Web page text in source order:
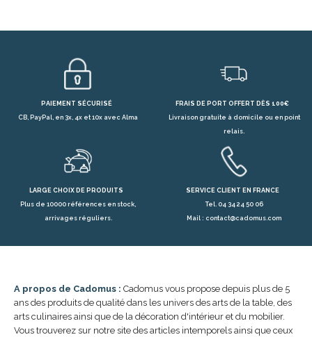
PAIEMENT SÉCURISÉ
CB, PayPal, en 3x, 4x et 10x avec Alma
FRAIS DE PORT OFFERT DÈS 100€
Livraison gratuite à domicile ou en point
relais.
LARGE CHOIX DE PRODUITS
Plus de 10000 références en stock,
arrivages réguliers.
SERVICE CLIENT EN FRANCE
Tel. 04 34 24 50 06
Mail : contact@cadomus.com
A propos de Cadomus : Cadomus vous propose depuis plus de 5
ans des produits de qualité dans les univers des arts de la table, des
arts culinaires ainsi que de la décoration d'intérieur et du mobilier.
Vous trouverez sur notre site des articles intemporels ainsi que ceux